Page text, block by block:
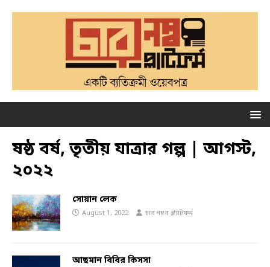
ষষ্ঠ বর্ষ, তৃতীয় যাত্রার গল্প | আগস্ট,
২০২২
সোয়ান লেক
August 1, 2022 চার নম্বর প্ল্যাটফর্ম
আছমান বিবির কিসসা